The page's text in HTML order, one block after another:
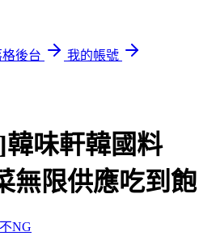
後台
我的帳號
味軒韓國料
無限供應吃到飽
NG